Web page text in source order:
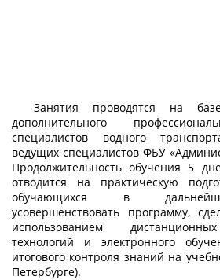
Занятия проводятся на
дополнительного
специалистов водного
ведущих специалистов ФБУ
Продолжительность обучения 5
отводится на практическую
обучающихся в
усовершенствовать программу,
использованием
технологий и электронного
итогового контроля знаний на
Петербурге).